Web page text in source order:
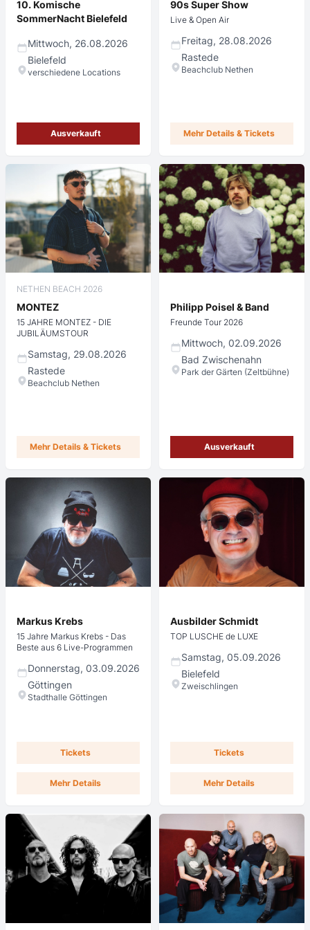
10. Komische
SommerNacht Bielefeld
Mittwoch, 26.08.2026
Bielefeld
verschiedene Locations
Ausverkauft
90s Super Show
Live & Open Air
Freitag, 28.08.2026
Rastede
Beachclub Nethen
Mehr Details & Tickets
NETHEN BEACH 2026
MONTEZ
15 JAHRE MONTEZ - DIE
JUBILÄUMSTOUR
Samstag, 29.08.2026
Rastede
Beachclub Nethen
Mehr Details & Tickets
Philipp Poisel & Band
Freunde Tour 2026
Mittwoch, 02.09.2026
Bad Zwischenahn
Park der Gärten (Zeltbühne)
Ausverkauft
Markus Krebs
15 Jahre Markus Krebs - Das
Beste aus 6 Live-Programmen
Donnerstag, 03.09.2026
Göttingen
Stadthalle Göttingen
Tickets
Mehr Details
Ausbilder Schmidt
TOP LUSCHE de LUXE
Samstag, 05.09.2026
Bielefeld
Zweischlingen
Tickets
Mehr Details